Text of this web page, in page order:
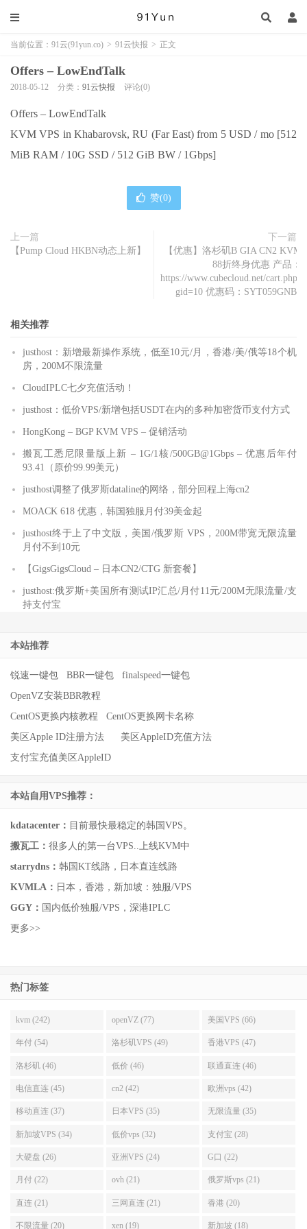
当前位置： 91云(91yun.co) > 91云快报 > 正文
Offers – LowEndTalk
2018-05-12 分类： 91云快报 评论(0)
Offers – LowEndTalk
KVM VPS in Khabarovsk, RU (Far East) from 5 USD / mo [512
MiB RAM / 10G SSD / 512 GiB BW / 1Gbps]
赞(0)
上一篇
【Pump Cloud HKBN动态上新】
下一篇
【优惠】洛杉矶B GIA CN2 KVM
88折终身优惠 产品：
https://www.cubecloud.net/cart.php?
gid=10 优惠码：SYT059GNB1
相关推荐
justhost：新增最新操作系统，低至10元/月，香港/美/俄等18个机
房，200M不限流量
CloudIPLC七夕充值活动！
justhost：低价VPS/新增包括USDT在内的多种加密货币支付方式
HongKong – BGP KVM VPS – 促销活动
搬瓦工悉尼限量版上新 – 1G/1核/500GB@1Gbps – 优惠后年付
93.41（原价99.99美元）
justhost调整了俄罗斯dataline的网络，部分回程上海cn2
MOACK 618 优惠，韩国独服月付39美金起
justhost终于上了中文版，美国/俄罗斯 VPS，200M带宽无限流量
月付不到10元
【GigsGigsCloud – 日本CN2/CTG 新套餐】
justhost:俄罗斯+美国所有测试IP汇总/月付11元/200M无限流量/支
持支付宝
本站推荐
锐速一键包 BBR一键包
finalspeed一键包
OpenVZ安装BBR教程
CentOS更换内核教程
CentOS更换网卡名称
美区Apple ID注册方法
美区AppleID充值方法
支付宝充值美区AppleID
本站自用VPS推荐：
kdatacenter： 目前最快最稳定的韩国VPS。
搬瓦工： 很多人的第一台VPS..上线KVM中
starrydns： 韩国KT线路，日本直连线路
KVMLA： 日本，香港，新加坡：独服/VPS
GGY： 国内低价独服/VPS，深港IPLC
更多>>
热门标签
kvm (242) openVZ (77) 美国VPS (66)
年付 (54) 洛杉矶VPS (49) 香港VPS (47)
洛杉矶 (46) 低价 (46) 联通直连 (46)
电信直连 (45) cn2 (42) 欧洲vps (42)
移动直连 (37) 日本VPS (35) 无限流量 (35)
新加坡VPS (34) 低价vps (32) 支付宝 (28)
大硬盘 (26) 亚洲VPS (24) G口 (22)
月付 (22) ovh (21) 俄罗斯vps (21)
直连 (21) 三网直连 (21) 香港 (20)
不限流量 (20) xen (19) 新加坡 (18)